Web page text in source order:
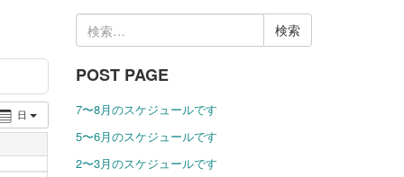
日
検
索:
POST PAGE
7〜8月のスケジュールです
5〜6月のスケジュールです
2〜3月のスケジュールです